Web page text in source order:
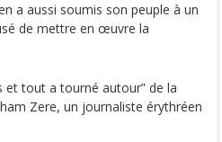
a aussi soumis son peuple à un
de mettre en œuvre la
et tout a tourné autour” de la
Zere, un journaliste érythréen